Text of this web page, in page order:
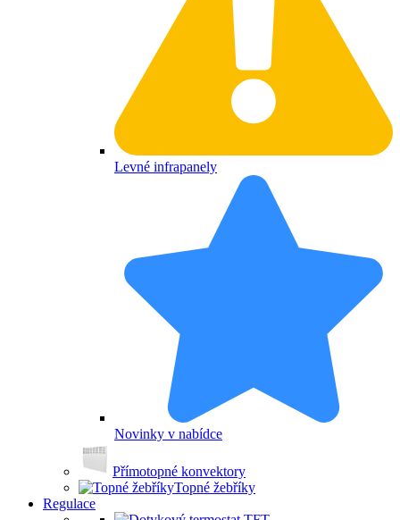
Levné infrapanely
Novinky v nabídce
Přímotopné konvektory
Topné žebříky
Regulace